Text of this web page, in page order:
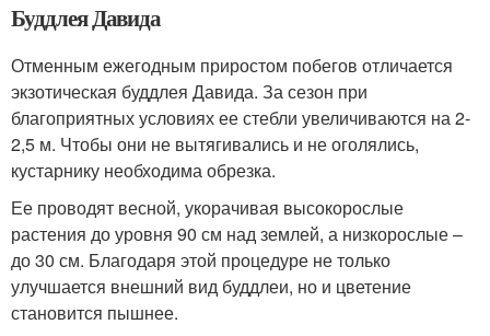
Буддлея Давида
Отменным ежегодным приростом побегов отличается
экзотическая буддлея Давида. За сезон при
благоприятных условиях ее стебли увеличиваются на 2-
2,5 м. Чтобы они не вытягивались и не оголялись,
кустарнику необходима обрезка.
Ее проводят весной, укорачивая высокорослые
растения до уровня 90 см над землей, а низкорослые –
до 30 см. Благодаря этой процедуре не только
улучшается внешний вид буддлеи, но и цветение
становится пышнее.